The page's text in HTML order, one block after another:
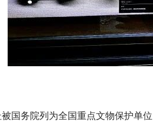
国务院列为全国重点文物保护单